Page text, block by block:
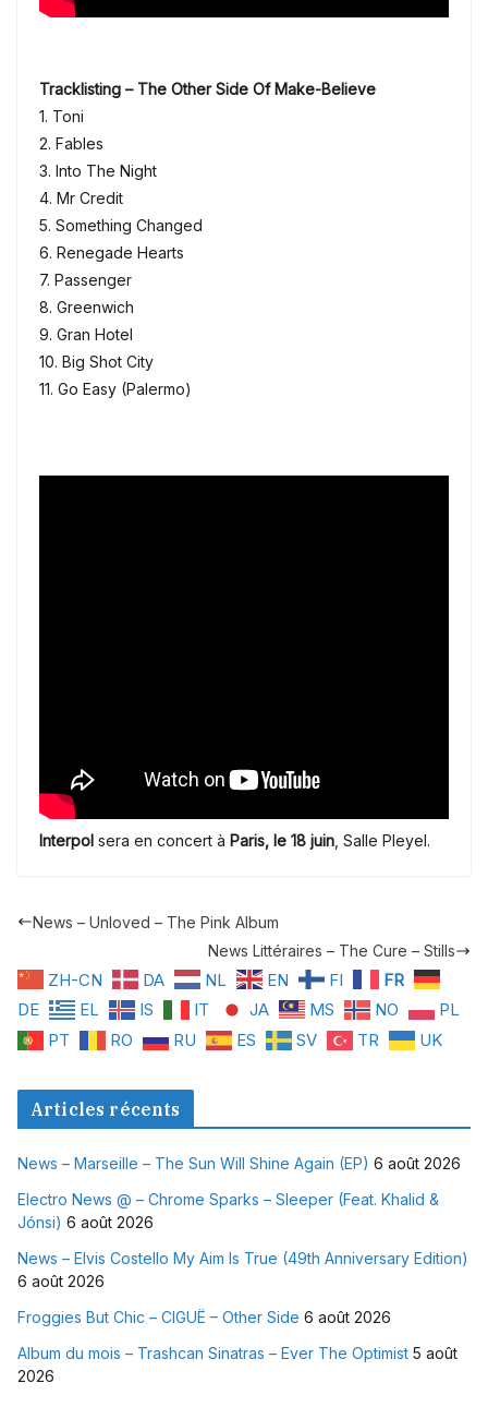
Tracklisting – The Other Side Of Make-Believe
1. Toni
2. Fables
3. Into The Night
4. Mr Credit
5. Something Changed
6. Renegade Hearts
7. Passenger
8. Greenwich
9. Gran Hotel
10. Big Shot City
11. Go Easy (Palermo)
Interpol sera en concert à Paris, le 18 juin , Salle Pleyel.
News – Unloved – The Pink Album
News Littéraires – The Cure – Stills
ZH-CN DA NL EN FI
FR
DE
EL IS IT JA MS NO
PL
PT
RO RU ES SV TR UK
Articles récents
News – Marseille – The Sun Will Shine Again (EP) 6 août 2026
Electro News @ – Chrome Sparks – Sleeper (Feat. Khalid &
Jónsi) 6 août 2026
News – Elvis Costello My Aim Is True (49th Anniversary Edition)
6 août 2026
Froggies But Chic – CIGUË – Other Side 6 août 2026
Album du mois – Trashcan Sinatras – Ever The Optimist 5 août
2026